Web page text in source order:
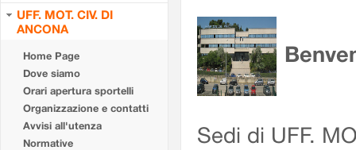
UFF. MOT. CIV. DI
ANCONA
Home Page
Dove siamo
Orari apertura sportelli
Organizzazione e contatti
Avvisi all'utenza
Normative
Sedi di UFF.